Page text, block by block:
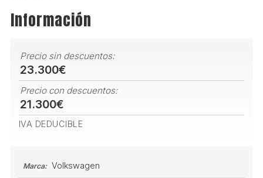
Información
Precio sin descuentos:
23.300€
Precio con descuentos:
21.300€
IVA DEDUCIBLE
Marca: Volkswagen